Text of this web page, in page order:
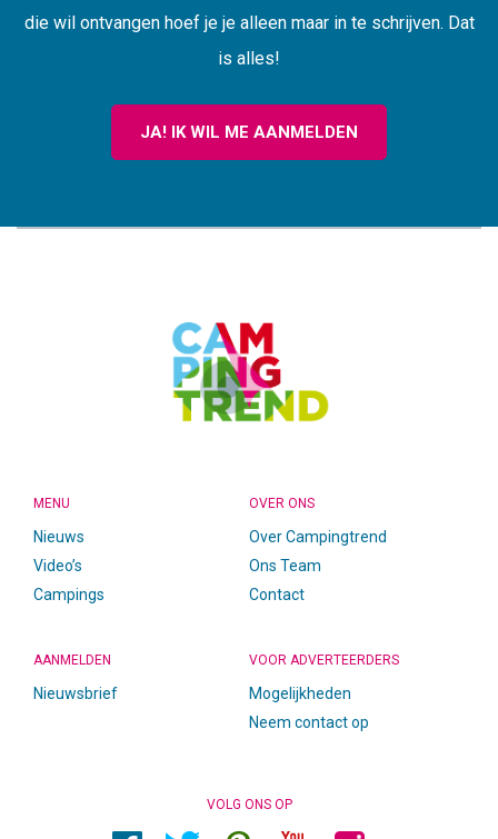
die wil ontvangen hoef je je alleen maar in te schrijven. Dat
is alles!
JA! IK WIL ME AANMELDEN
MENU
Nieuws
Video’s
Campings
OVER ONS
Over Campingtrend
Ons Team
Contact
AANMELDEN
Nieuwsbrief
VOOR ADVERTEERDERS
Mogelijkheden
Neem contact op
VOLG ONS OP